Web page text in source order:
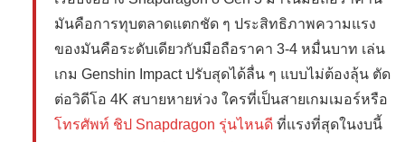
มันคือการทุบตลาดแตกชัด ๆ ประสิทธิภาพความแรง
ของมันคือระดับเดียวกับมือถือราคา 3-4 หมื่นบาท เล่น
เกม Genshin Impact ปรับสุดได้ลื่น ๆ แบบไม่ต้องลุ้น ตัด
ต่อวิดีโอ 4K สบายหายห่วง ใครที่เป็นสายเกมเมอร์หรือ
โทรศัพท์ ชิป Snapdragon รุ่นไหนดีที่แรงที่สุดในงบนี้